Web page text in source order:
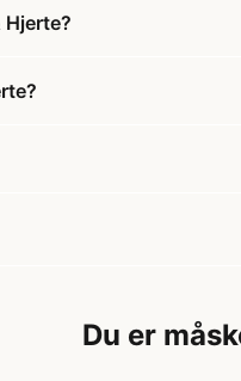
Du er